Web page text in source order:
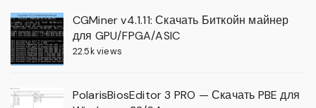
CGMiner v4.1.11: Скачать Биткойн майнер
для GPU/FPGA/ASIC
22.5k views
PolarisBiosEditor 3 PRO — Скачать PBE для